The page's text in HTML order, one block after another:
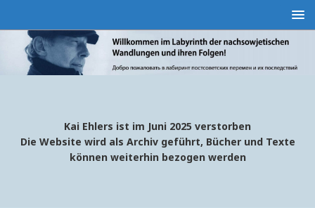
Kai Ehlers ist im Juni 2025 verstorben
Die Website wird als Archiv geführt, Bücher und Texte
können weiterhin bezogen werden